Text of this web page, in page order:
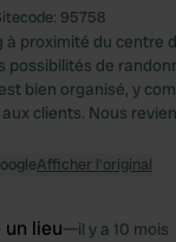
95758
à proximité du centre
possibilités de
bien organisé, y
clients. Nous
Afficher l'original
lieu—il y a 10 mois